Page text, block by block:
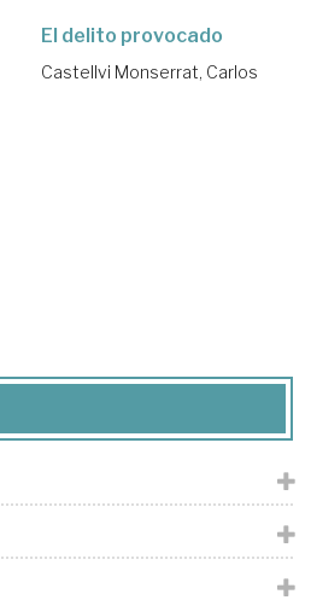
El delito provocado
Castellvi Monserrat, Carlos